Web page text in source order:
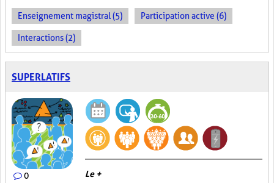
Enseignement magistral (5) Participation active (6)
Interactions (2)
SUPERLATIFS
0 Le +